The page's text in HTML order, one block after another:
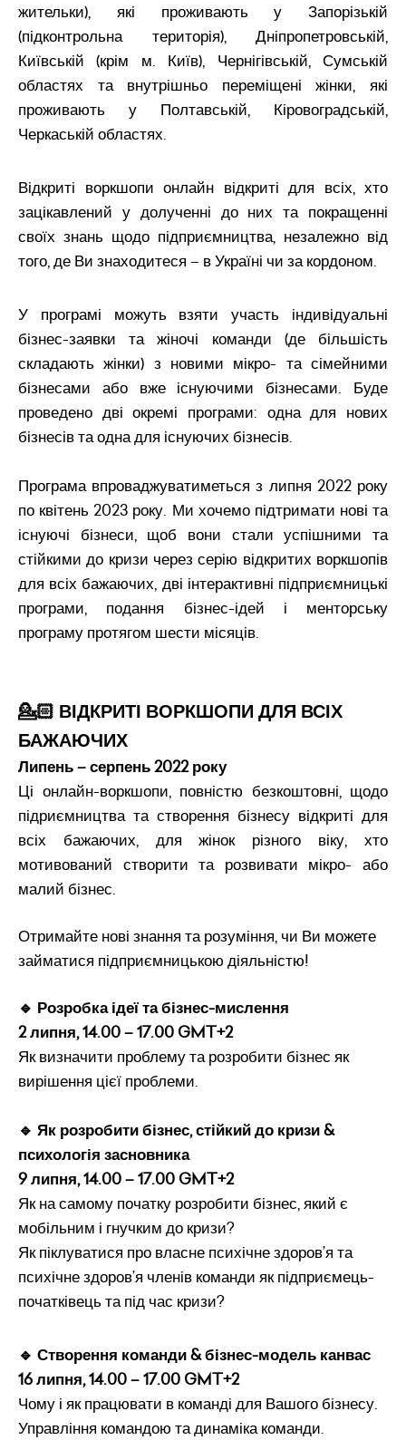
жительки), які проживають у Запорізькій
(підконтрольна територія), Дніпропетровській,
Київській (крім м. Київ), Чернігівській, Сумській
областях та внутрішньо переміщені жінки, які
проживають у Полтавській, Кіровоградській,
Черкаській областях.
Відкриті воркшопи онлайн відкриті для всіх, хто
зацікавлений у долученні до них та покращенні
своїх знань щодо підприємництва, незалежно від
того, де Ви знаходитеся – в Україні чи за кордоном.
У програмі можуть взяти участь індивідуальні
бізнес-заявки та жіночі команди (де більшість
складають жінки) з новими мікро- та сімейними
бізнесами або вже існуючими бізнесами. Буде
проведено дві окремі програми: одна для нових
бізнесів та одна для існуючих бізнесів.
Програма впроваджуватиметься з липня 2022 року
по квітень 2023 року. Ми хочемо підтримати нові та
існуючі бізнеси, щоб вони стали успішними та
стійкими до кризи через серію відкритих воркшопів
для всіх бажаючих, дві інтерактивні підприємницькі
програми, подання бізнес-ідей і менторську
програму протягом шести місяців.
💁🏻 ВІДКРИТІ ВОРКШОПИ ДЛЯ ВСІХ
БАЖАЮЧИХ
Липень – серпень 2022 року
Ці онлайн-воркшопи, повністю безкоштовні, щодо
підриємництва та створення бізнесу відкриті для
всіх бажаючих, для жінок різного віку, хто
мотивований створити та розвивати мікро- або
малий бізнес.
Отримайте нові знання та розуміння, чи Ви можете
займатися підприємницькою діяльністю!
🔹 Розробка ідеї та бізнес-мислення
2 липня, 14.00 – 17.00 GMT+2
Як визначити проблему та розробити бізнес як
вирішення цієї проблеми.
🔹 Як розробити бізнес, стійкий до кризи &
психологія засновника
9 липня, 14.00 – 17.00 GMT+2
Як на самому початку розробити бізнес, який є
мобільним і гнучким до кризи?
Як піклуватися про власне психічне здоров’я та
психічне здоров’я членів команди як підприємець-
початківець та під час кризи?
🔹 Створення команди & бізнес-модель канвас
16 липня, 14.00 – 17.00 GMT+2
Чому і як працювати в команді для Вашого бізнесу.
Управління командою та динаміка команди.